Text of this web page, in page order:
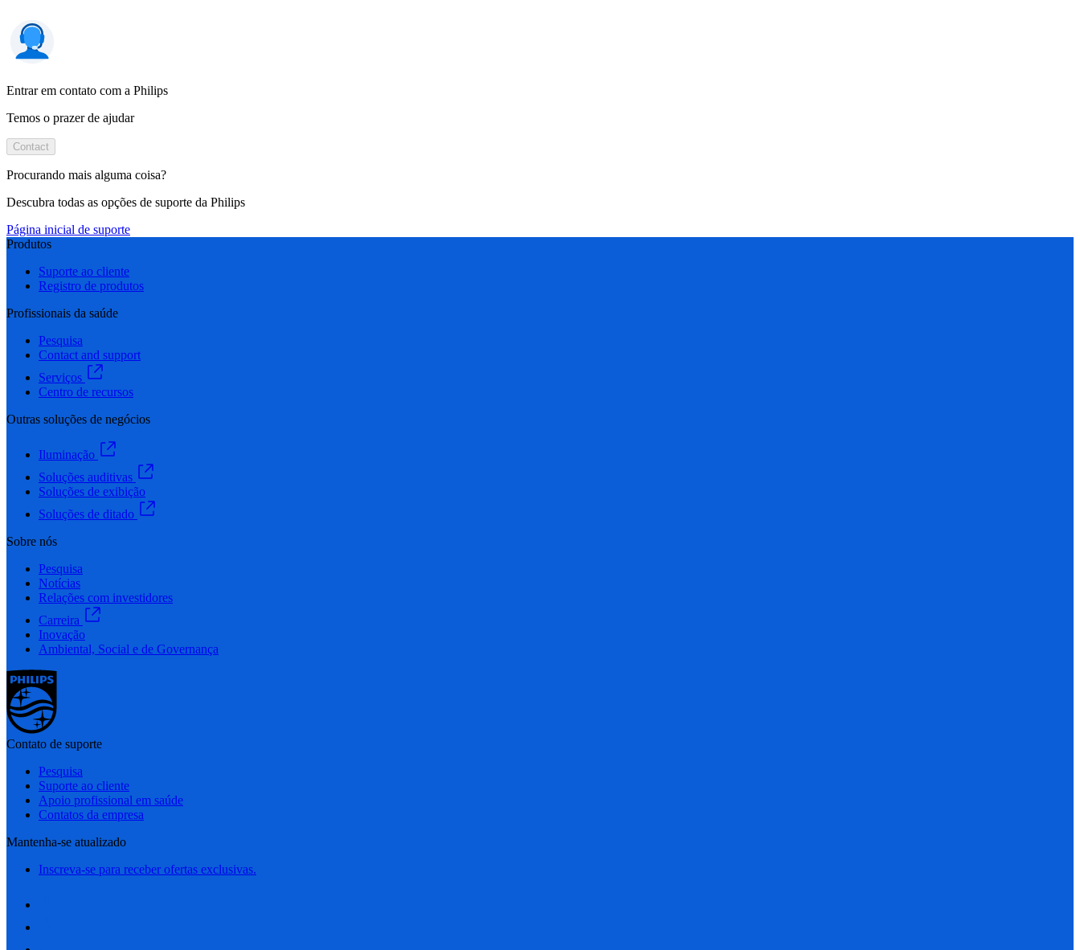
Entrar em contato com a Philips
Temos o prazer de ajudar
Contact
Procurando mais alguma coisa?
Descubra todas as opções de suporte da Philips
Página inicial de suporte
Produtos
Suporte ao cliente
Registro de produtos
Profissionais da saúde
Pesquisa
Contact and support
Serviços
Centro de recursos
Outras soluções de negócios
Iluminação
Soluções auditivas
Soluções de exibição
Soluções de ditado
Sobre nós
Pesquisa
Notícias
Relações com investidores
Carreira
Inovação
Ambiental, Social e de Governança
Contato de suporte
Pesquisa
Suporte ao cliente
Apoio profissional em saúde
Contatos da empresa
Mantenha-se atualizado
Inscreva-se para receber ofertas exclusivas.